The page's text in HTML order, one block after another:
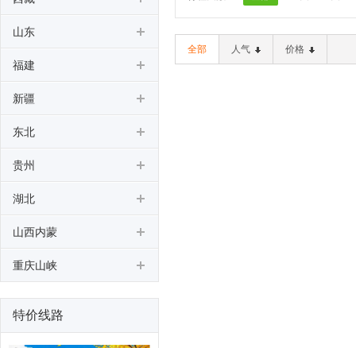
全部 人气 价格
山东
福建
新疆
东北
贵州
湖北
山西内蒙
重庆山峡
特价线路